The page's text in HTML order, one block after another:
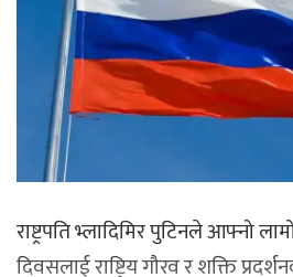
राष्ट्रपति भ्लादिमिर पुटिनले आफ्नो
दिवसलाई राष्ट्रिय गौरव र शक्ति